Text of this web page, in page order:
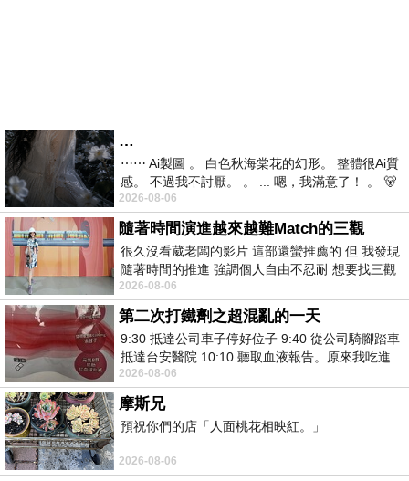
…
⋯⋯ Ai製圖 。 白色秋海棠花的幻形。 整體很Ai質
感。 不過我不討厭。 。 ... 嗯，我滿意了！ 。 🐻
昨中
2026-08-06
隨著時間演進越來越難Match的三觀
很久沒看葳老闆的影片 這部還蠻推薦的 但 我發現
隨著時間的推進 強調個人自由不忍耐 想要找三觀
接近的不要說對象 連朋友都超
2026-08-06
第二次打鐵劑之超混亂的一天
9:30 抵達公司車子停好位子 9:40 從公司騎腳踏車
抵達台安醫院 10:10 聽取血液報告。原來我吃進
去的 B12 彌可保並非沒有吸收而是超
2026-08-06
摩斯兄
預祝你們的店「人面桃花相映紅。」
2026-08-06